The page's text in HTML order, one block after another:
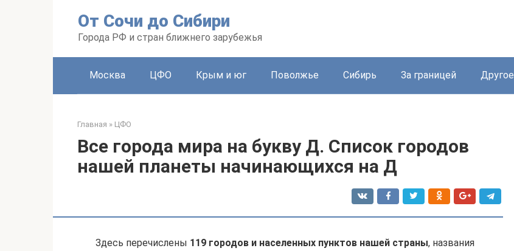
От Сочи до Сибири
Города РФ и стран ближнего зарубежья
Москва ЦФО Крым и юг Поволжье Сибирь За границей Другое
Главная » ЦФО
Все города мира на букву Д. Список городов
нашей планеты начинающихся на Д
Здесь перечислены 119 городов и населенных пунктов нашей страны, названия